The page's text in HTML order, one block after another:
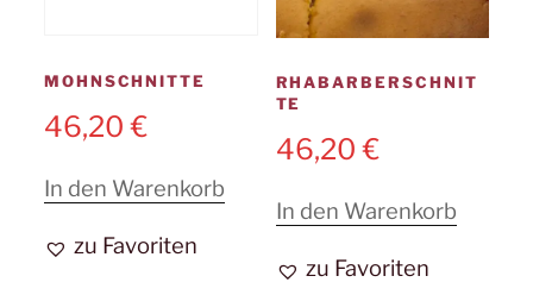
MOHNSCHNITTE
46,20€
In den Warenkorb
zu Favoriten
RHABARBERSCHNIT
TE
46,20€
In den Warenkorb
zu Favoriten